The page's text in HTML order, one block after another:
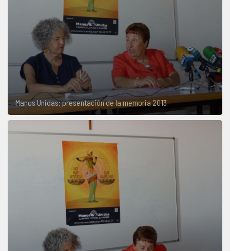
Manos Unidas: presentación de la memoria 2013